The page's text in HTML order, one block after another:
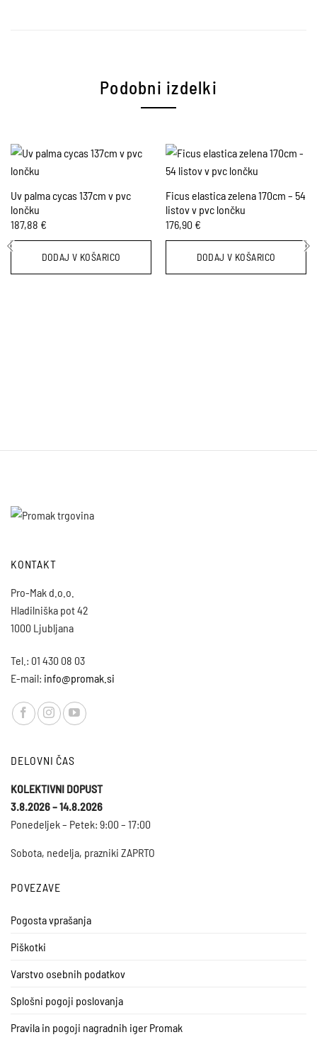
Podobni izdelki
Uv palma cycas 137cm v pvc
lončku
187,88 €
DODAJ V KOŠARICO
Ficus elastica zelena 170cm – 54
listov v pvc lončku
176,90 €
DODAJ V KOŠARICO
KONTAKT
Pro-Mak d.o.o.
Hladilniška pot 42
1000 Ljubljana
Tel.: 01 430 08 03
E-mail: info@promak.si
DELOVNI ČAS
KOLEKTIVNI DOPUST
3.8.2026 – 14.8.2026
Ponedeljek – Petek: 9:00 – 17:00
Sobota, nedelja, prazniki ZAPRTO
POVEZAVE
Pogosta vprašanja
Piškotki
Varstvo osebnih podatkov
Splošni pogoji poslovanja
Pravila in pogoji nagradnih iger Promak